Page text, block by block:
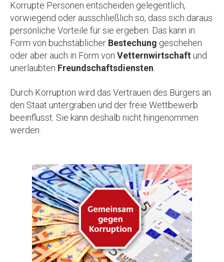
Korrupte Personen entscheiden gelegentlich,
vorwiegend oder ausschließlich so, dass sich daraus
persönliche Vorteile für sie ergeben. Das kann in
Form von buchstäblicher Bestechung geschehen
oder aber auch in Form von Vetternwirtschaft und
unerlaubten Freundschaftsdiensten
Durch Korruption wird das Vertrauen des Bürgers an
den Staat untergraben und der freie Wettbewerb
beeinflusst. Sie kann deshalb nicht hingenommen
werden.